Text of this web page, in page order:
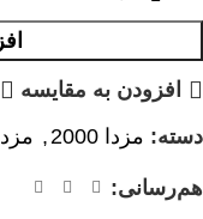
افزودن به مقایسه
دسته: مزدا 2000 ,
هم‌رسانی: